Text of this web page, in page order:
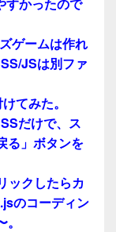
ゲームは作れ
JSは別ファ
てみた。
だけで、ス
る」ボタンを
ックしたらカ
のコーディン